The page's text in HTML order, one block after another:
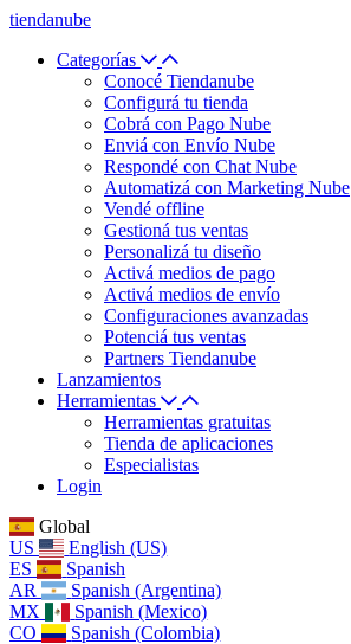
tiendanube
Categorías
Conocé Tiendanube
Configurá tu tienda
Cobrá con Pago Nube
Enviá con Envío Nube
Respondé con Chat Nube
Automatizá con Marketing Nube
Vendé offline
Gestioná tus ventas
Personalizá tu diseño
Activá medios de pago
Activá medios de envío
Configuraciones avanzadas
Potenciá tus ventas
Partners Tiendanube
Lanzamientos
Herramientas
Herramientas gratuitas
Tienda de aplicaciones
Especialistas
Login
Global
US
English (US)
ES
Spanish
AR
Spanish (Argentina)
MX
Spanish (Mexico)
CO
Spanish (Colombia)